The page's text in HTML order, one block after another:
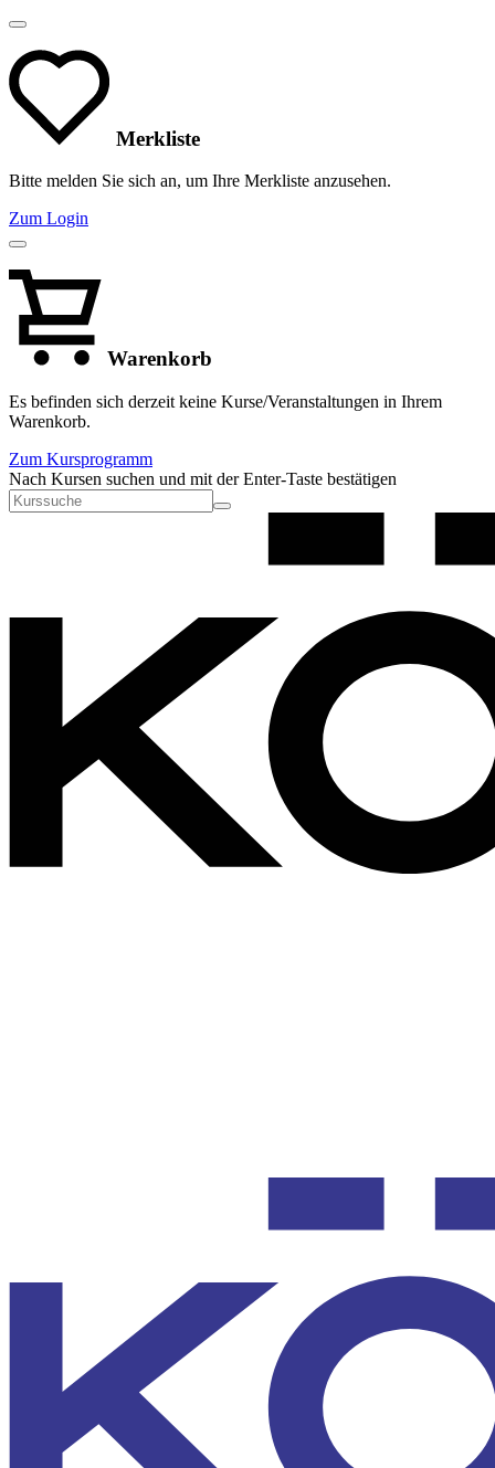
Merkliste
Bitte melden Sie sich an, um Ihre Merkliste anzusehen.
Zum Login
Warenkorb
Es befinden sich derzeit keine Kurse/Veranstaltungen in Ihrem
Warenkorb.
Zum Kursprogramm
Nach Kursen suchen und mit der Enter-Taste bestätigen